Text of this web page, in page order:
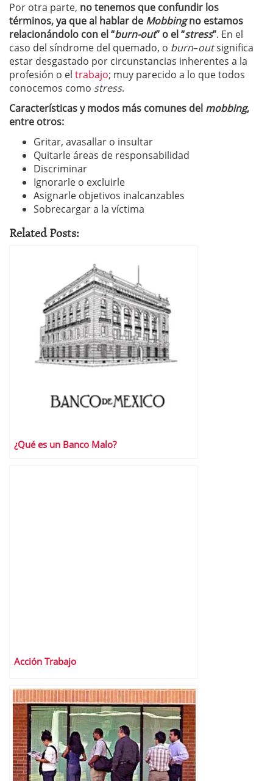
Por otra parte, no tenemos que confundir los
términos, ya que al hablar de Mobbingno estamos
relacionándolo con el “burn-out” o el “stress”. En el
caso del síndrome del quemado, o burn–outsignifica
estar desgastado por circunstancias inherentes a la
profesión o el trabajo; muy parecido a lo que todos
conocemos como stress.
Características y modos más comunes del mobbing,
entre otros:
Gritar, avasallar o insultar
Quitarle áreas de responsabilidad
Discriminar
Ignorarle o excluirle
Asignarle objetivos inalcanzables
Sobrecargar a la víctima
Related Posts:
¿Qué es un Banco Malo?
Acción Trabajo